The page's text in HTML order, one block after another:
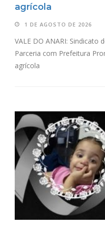
agrícola
1 DE AGOSTO DE 2026
VALE DO ANARI: Sindicato
Parceria com Prefeitura
agrícola